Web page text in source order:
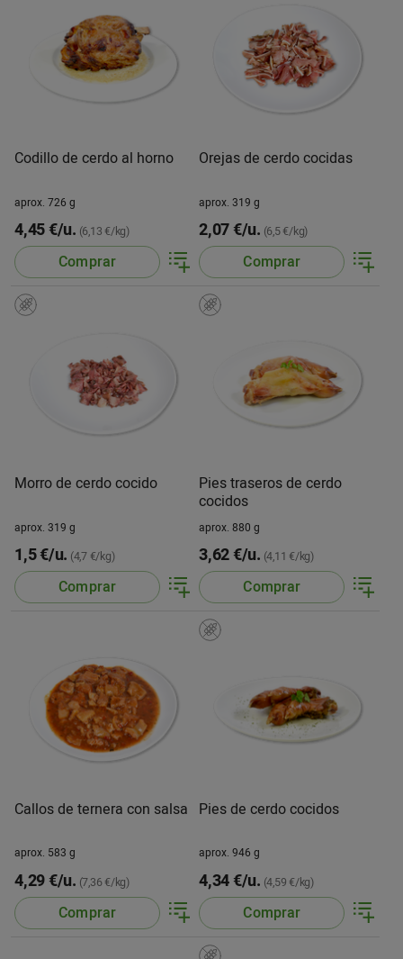
Codillo de cerdo al horno
aprox. 726 g
4,45 €/u. (6,13 €/kg)
Comprar
Orejas de cerdo cocidas
aprox. 319 g
2,07 €/u. (6,5 €/kg)
Comprar
Morro de cerdo cocido
aprox. 319 g
1,5 €/u. (4,7 €/kg)
Comprar
Pies traseros de cerdo
cocidos
aprox. 880 g
3,62 €/u. (4,11 €/kg)
Comprar
Callos de ternera con salsa
aprox. 583 g
4,29 €/u. (7,36 €/kg)
Comprar
Pies de cerdo cocidos
aprox. 946 g
4,34 €/u. (4,59 €/kg)
Comprar